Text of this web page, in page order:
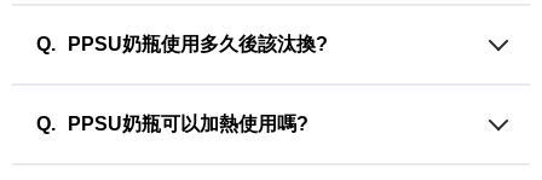
PPSU奶瓶使用多久後該汰換?
上。然而PPSU材質因清潔、使用、保存方式不同，而造成產品
PPSU奶瓶可以加熱使用嗎?